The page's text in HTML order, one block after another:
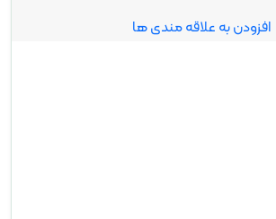
افزودن به علاقه مندی ها